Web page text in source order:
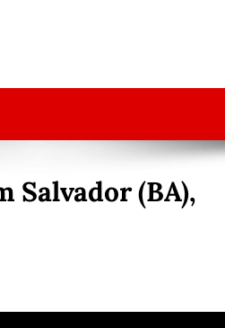
Salvador (BA),